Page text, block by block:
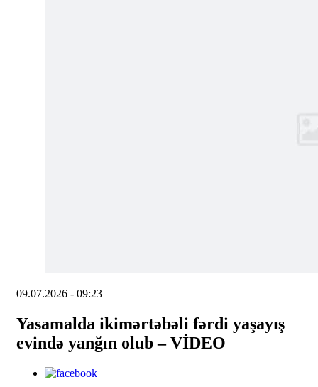
09.07.2026 - 09:23
Yasamalda ikimərtəbəli fərdi yaşayış
evində yanğın olub – VİDEO